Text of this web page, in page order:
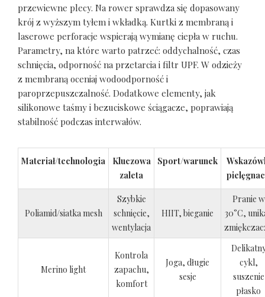
przewiewne plecy. Na rower sprawdza się dopasowany
krój z wyższym tyłem i wkładką. Kurtki z membraną i
laserowe perforacje wspierają wymianę ciepła w ruchu.
Parametry, na które warto patrzeć: oddychalność, czas
schnięcia, odporność na przetarcia i filtr UPF. W odzieży
z membraną oceniaj wodoodporność i
paroprzepuszczalność. Dodatkowe elementy, jak
silikonowe taśmy i bezuciskowe ściągacze, poprawiają
stabilność podczas interwałów.
Materiał/technologia
Kluczowa
zaleta
Sport/warunek
Poliamid/siatka mesh
Szybkie
schnięcie,
wentylacja
HIIT, bieganie
Pranie w
30°C,
Merino light
Kontrola
zapachu,
komfort
Joga, długie
sesje
cykl,
suszenie
płasko